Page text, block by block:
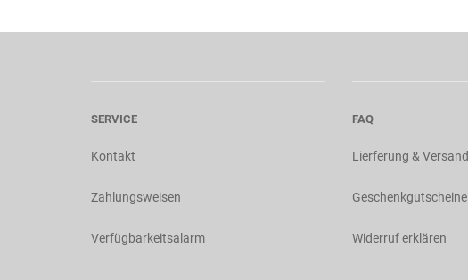
SERVICE
Kontakt
Zahlungsweisen
Verfügbarkeitsalarm
FAQ
Lierferung & Versand
Geschenkgutscheine
Widerruf erklären